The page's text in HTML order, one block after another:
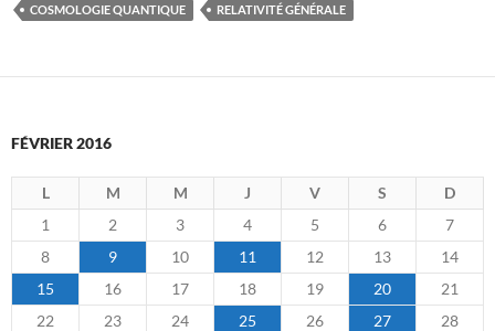
COSMOLOGIE QUANTIQUE RELATIVITÉ GÉNÉRALE
FÉVRIER 2016
L M M J V S
D
1
2 3 4 5 6
7
8
9 10 11 12 13
14
15
16 17 18 19 20
21
22
23 24 25 26 27
28